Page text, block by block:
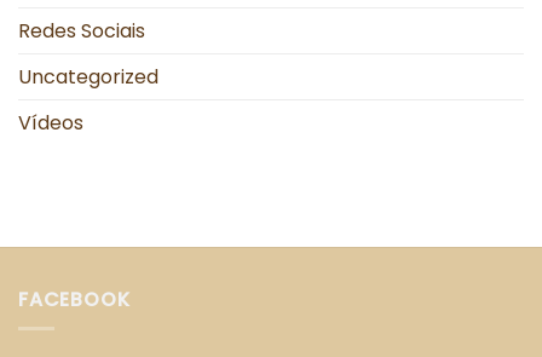
Redes Sociais
Uncategorized
Vídeos
FACEBOOK